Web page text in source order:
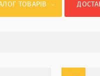
ТОВАРІВ